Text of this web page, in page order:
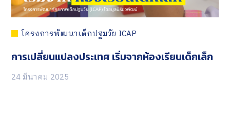
ติดต่อเรา
โครงการพัฒนาเด็กปฐมวัย ICAP
การเปลี่ยนแปลงประเทศ เริ่มจากห้องเรียนเด็กเล็ก
24 มีนาคม 2025